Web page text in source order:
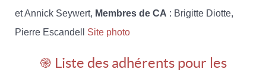
et Annick Seywert, Membres de CA : Brigitte Diotte,
Pierre Escandell Site photo
֎ Liste des adhérents pour les